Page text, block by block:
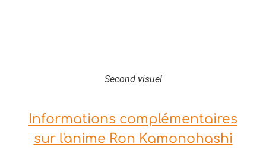
Second visuel
Informations complémentaires
sur l'anime Ron Kamonohashi